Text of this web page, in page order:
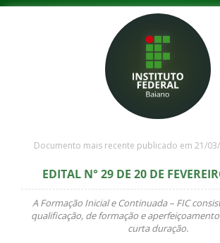
Documento mais recente publicado em 21/
EDITAL N° 29 DE 20 DE
A Formação Inicial e Continuada – FIC
qualificação, de formação e
curta duração.